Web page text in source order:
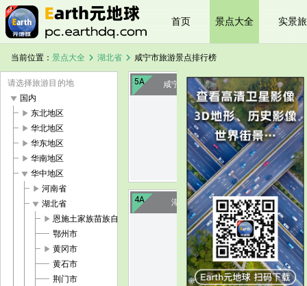
首页 景点大全 实景
当前位置： 景点大全 chevron_right 湖北省 chevron_right 咸宁市旅游景点排行榜
请选择旅游目的地
play_arrow 国内
play_arrow 东北地区
play_arrow 华北地区
play_arrow 华东地区
play_arrow 华南地区
play_arrow 华中地区
play_arrow 河南省
play_arrow 湖北省
play_arrow 恩施土家族苗族自治州
鄂州市
play_arrow 黄冈市
黄石市
荆门市
5A
image
咸宁赤壁古战场
4A
image
湖北九宫山